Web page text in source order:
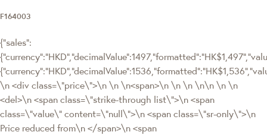
F164003
{"sales":
\n <div class=\"price\">\n \n \n<span>\n \n \n \n\n \n \n
<del>\n <span class=\"strike-through list\">\n <span
class=\"value\" content=\"null\">\n <span class=\"sr-only\">\n
Price reduced from\n </span>\n <span